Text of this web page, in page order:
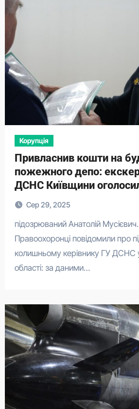
Корупція
Привласнив кошти на
пожежного депо:
ДСНС Київщини
Сер 29, 2025
підозрюваний Анатолій Мусієвич. фото ДСНС
Правоохоронці повідомили про
колишньому керівнику ГУ ДСНС у
області: за даними…